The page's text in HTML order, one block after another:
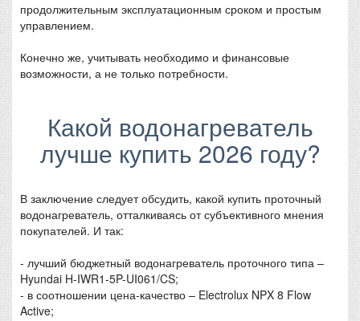
продолжительным эксплуатационным сроком и простым
управлением.
Конечно же, учитывать необходимо и финансовые
возможности, а не только потребности.
Какой водонагреватель
лучше купить 2026 году?
В заключение следует обсудить, какой купить проточный
водонагреватель, отталкиваясь от субъективного мнения
покупателей. И так:
- лучший бюджетный водонагреватель проточного типа –
Hyundai H-IWR1-5P-UI061/CS;
- в соотношении цена-качество – Electrolux NPX 8 Flow
Active;